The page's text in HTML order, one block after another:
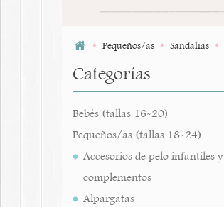
Pequeños/as Sandalias
Categorías
Bebés (tallas 16-20)
Pequeños/as (tallas 18-24)
Accesorios de pelo infantiles y
complementos
Alpargatas